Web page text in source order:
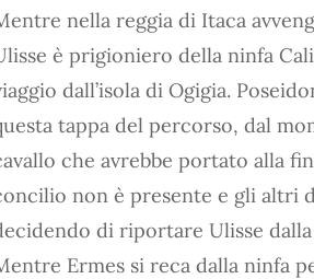
nella reggia di Itaca
è prigioniero della ninfa
dall’isola di Ogigia.
tappa del percorso, dal
che avrebbe portato alla
non è presente e gli altri
di riportare Ulisse
Ermes si reca dalla ninfa